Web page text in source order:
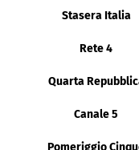
Stasera Italia
Rete 4
Quarta
Canale 5
Pomeriggio